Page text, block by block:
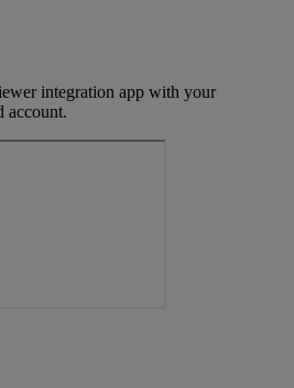
integration app with your
account.